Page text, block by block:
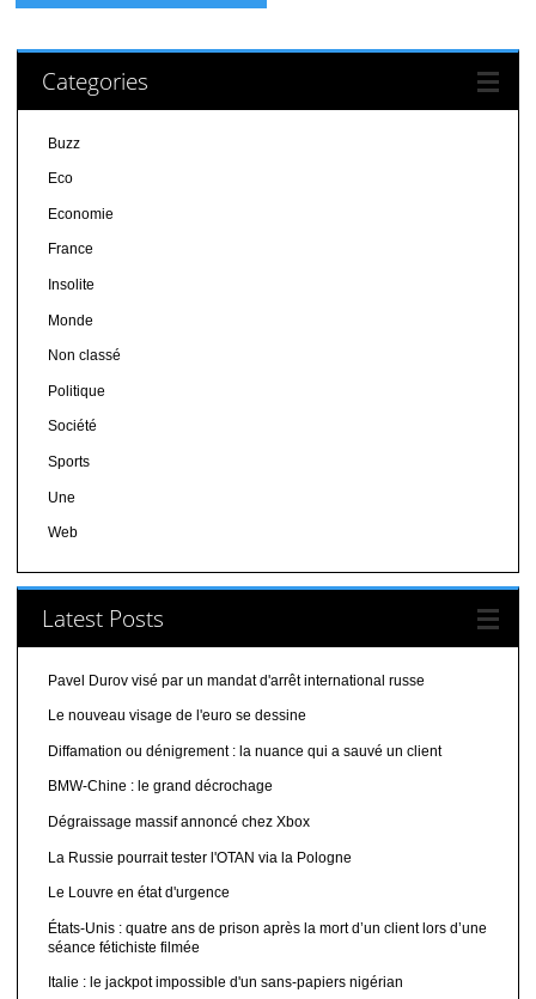
Categories
Buzz
Eco
Economie
France
Insolite
Monde
Non classé
Politique
Société
Sports
Une
Web
Latest Posts
Pavel Durov visé par un mandat d'arrêt international russe
Le nouveau visage de l'euro se dessine
Diffamation ou dénigrement : la nuance qui a sauvé un client
BMW-Chine : le grand décrochage
Dégraissage massif annoncé chez Xbox
La Russie pourrait tester l'OTAN via la Pologne
Le Louvre en état d'urgence
États-Unis : quatre ans de prison après la mort d’un client lors d’une
séance fétichiste filmée
Italie : le jackpot impossible d'un sans-papiers nigérian